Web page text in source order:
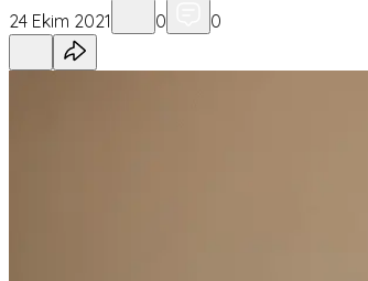
24 Ekim 2021
0 0